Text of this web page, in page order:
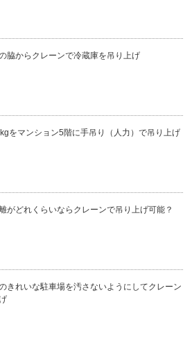
脇からクレーンで冷蔵庫を吊り上げ
をマンション5階に手吊り（人力）で吊り上げ
がどれくらいならクレーンで吊り上げ可能？
きれいな駐車場を汚さないようにしてクレーン